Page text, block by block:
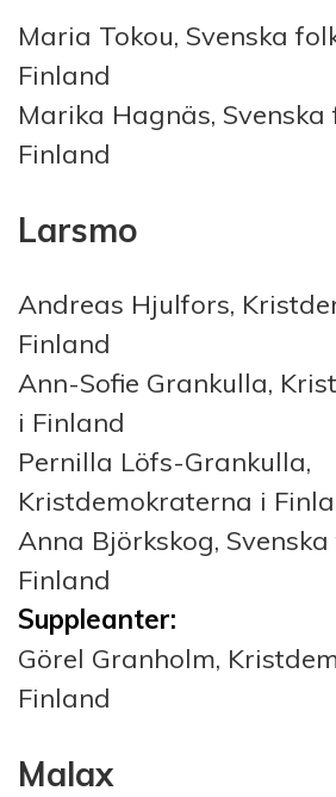
Maria Tokou, Svenska
Finland
Marika Hagnäs,
Finland
Larsmo
Andreas Hjulfors,
Finland
Ann-Sofie Grankulla,
i Finland
Pernilla Löfs-Grankulla,
Kristdemokraterna i
Anna Björkskog,
Finland
Suppleanter:
Görel Granholm,
Finland
Malax